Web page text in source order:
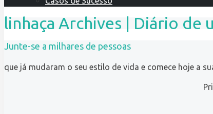
linhaça Archives | Diário de
Junte-se a milhares de pessoas
que já mudaram o seu estilo de vida e comece hoje a